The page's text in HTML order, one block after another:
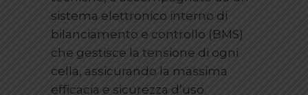
sistema elettronico interno di
bilanciamento e controllo (BMS)
che gestisce la tensione di ogni
cella, assicurando la massima
efficacia e sicurezza d’uso.